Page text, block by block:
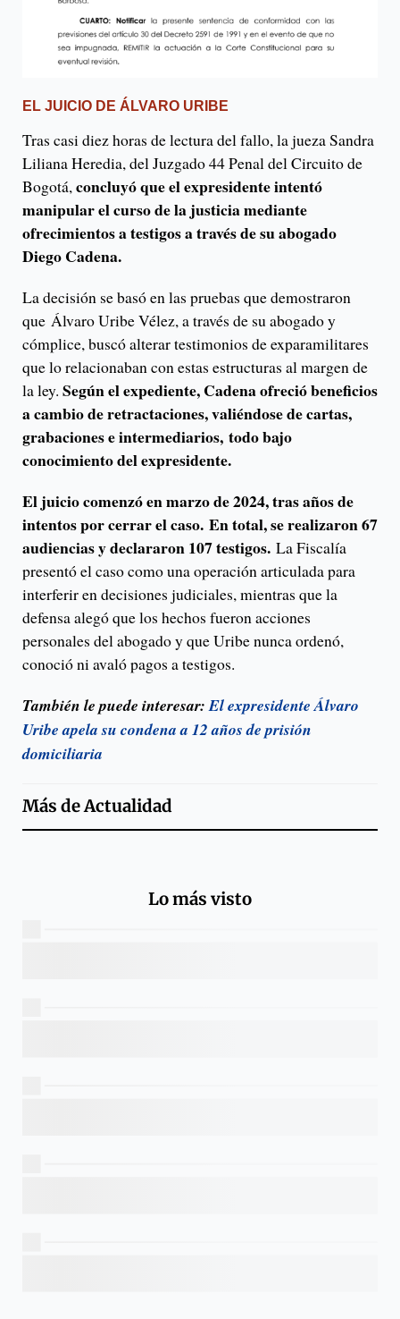
EL JUICIO DE ÁLVARO URIBE
Tras casi diez horas de lectura del fallo, la jueza Sandra
Liliana Heredia, del Juzgado 44 Penal del Circuito de
Bogotá, concluyó que el expresidente intentó
manipular el curso de la justicia mediante
ofrecimientos a testigos a través de su abogado
Diego Cadena.
La decisión se basó en las pruebas que demostraron
que Álvaro Uribe Vélez, a través de su abogado y
cómplice, buscó alterar testimonios de exparamilitares
que lo relacionaban con estas estructuras al margen de
la ley. Según el expediente, Cadena ofreció beneficios
a cambio de retractaciones, valiéndose de cartas,
grabaciones e intermediarios, todo bajo
conocimiento del expresidente.
El juicio comenzó en marzo de 2024, tras años de
intentos por cerrar el caso. En total, se realizaron 67
audiencias y declararon 107 testigos. La Fiscalía
presentó el caso como una operación articulada para
interferir en decisiones judiciales, mientras que la
defensa alegó que los hechos fueron acciones
personales del abogado y que Uribe nunca ordenó,
conoció ni avaló pagos a testigos.
También le puede interesar:El expresidente Álvaro
Uribe apela su condena a 12 años de prisión
domiciliaria
Más deActualidad
Lo más visto